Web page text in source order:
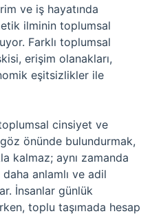
ve iş hayatında
ilminin toplumsal
Farklı toplumsal
erişim olanakları,
eşitsizlikler ile
cinsiyet ve
önünde bulundurmak,
kalmaz; aynı zamanda
anlamlı ve adil
İnsanlar günlük
toplu taşımada hesap